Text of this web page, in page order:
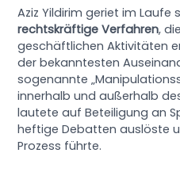
Aziz Yildirim geriet im Laufe
rechtskräftige Verfahren,
geschäftlichen Aktivitäten
der bekanntesten
sogenannte
innerhalb und außerhalb
lautete auf Beteiligung an
heftige Debatten auslöste
Prozess führte.